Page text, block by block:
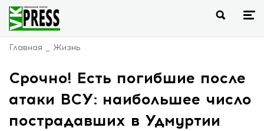
Главная Жизнь
Срочно! Есть погибшие после
атаки ВСУ: наибольшее число
пострадавших в Удмуртии